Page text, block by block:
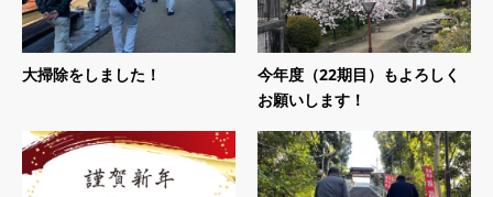
大掃除をしました！
今年度（22期目）もよろしく
お願いします！